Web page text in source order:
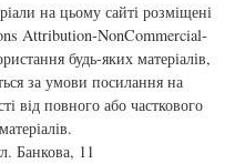
на цьому сайті розміщені
Attribution-NonCommercial-
будь-яких матеріалів,
за умови посилання на
від повного або часткового
Банкова, 11